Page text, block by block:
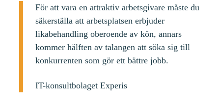
För att vara en attraktiv arbetsgivare måste du
säkerställa att arbetsplatsen erbjuder
likabehandling oberoende av kön, annars
kommer hälften av talangen att söka sig till
konkurrenten som gör ett bättre jobb.
IT-konsultbolaget Experis